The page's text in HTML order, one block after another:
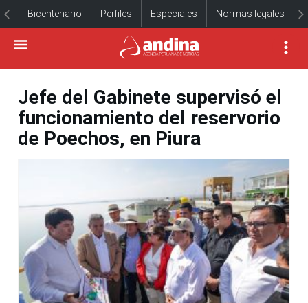
Bicentenario Perfiles Especiales Normas legales
Jefe del Gabinete supervisó el
funcionamiento del reservorio
de Poechos, en Piura